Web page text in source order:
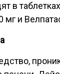
в
и